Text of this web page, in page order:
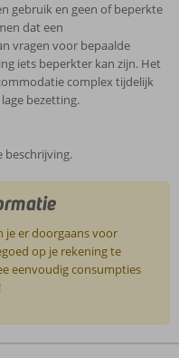
gebruik en geen of beperkte
dat een
vragen voor bepaalde
iets beperkter kan zijn. Het
complex tijdelijk
bezetting.
beschrijving.
je er doorgaans voor
op je rekening te
eenvoudig consumpties